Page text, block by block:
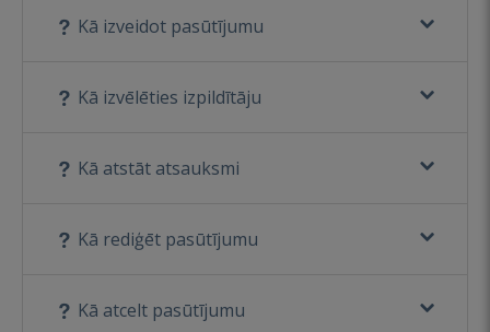
Kā izveidot pasūtījumu
Kā izvēlēties izpildītāju
Kā atstāt atsauksmi
Kā rediģēt pasūtījumu
Kā atcelt pasūtījumu